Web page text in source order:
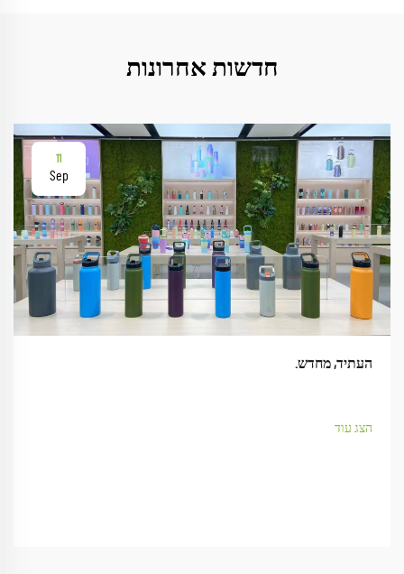
חדשות אחרונות
11
Sep
העתיד, מחדש.
הצג עוד